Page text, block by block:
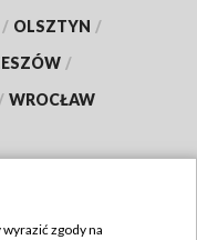
/ OLSZTYN /
/
/ WROCŁAW
zgody na